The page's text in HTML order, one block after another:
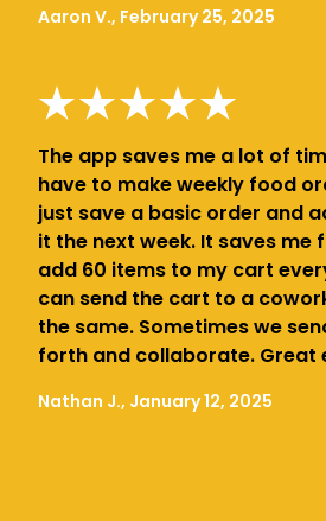
Aaron V., February 25, 2025
The app saves me a lot of
have to make weekly food
just save a basic order and
it the next week. It saves me
add 60 items to my cart
can send the cart to a
the same. Sometimes we
forth and collaborate. Great
Nathan J., January 12, 2025